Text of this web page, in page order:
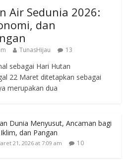
Air Sedunia 2026:
dan
TunasHijau 13
sebagai Hari Hutan
22 Maret ditetapkan sebagai
merupakan dua
Dunia Menyusut, Ancaman bagi
dan Pangan
21, 2026 at 7:09 am 10